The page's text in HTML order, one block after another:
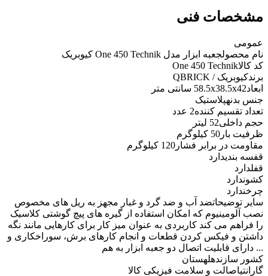
مشخصات فنی
عمومی
نام محصولجعبه ابزار مدل One 450 Technik کیوبریک
کد کالاOne 450 Technik
برندکیوبریک / QBRICK
ابعاد58.5x38.5x42 سانتی متر
جنس بدنهپلاستیک
تعداد تقسیم کننده2 عدد
حجم داخلی52 لیتر
ظرفیت بار 50 کیلوگرم
مقاومت در برابر فشار 120 کیلوگرم
قفسه بندیدارد
قفلدارد
کشوندارد
چرخندارد
سایر توضیحاتضد آب و ضد گرد و غبار مجهز به ریل های مخصوص
نصب آلومینیوم که امکان استفاده از گیره های پیچ گوشتی کلاسیک
را فراهم می کند کاربردی به عنوان میز کار برای کارهایی مانند نگه
داشتن و فیکس کردن قطعات و انجام کارهای برش، سوراخکاری و
... دارای قابلیت اتصال دو جعبه ابزار به هم
کشور سازندهلهستان
گارانتیاصالت و سلامت فیزیکی کالا